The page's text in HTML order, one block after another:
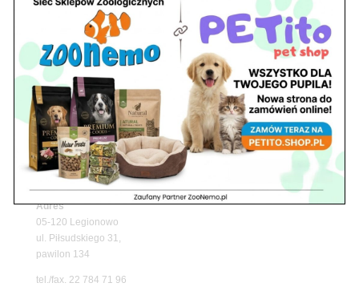
Z Życia Sklepu
Nowy Dwór Mazowiecki
Upały wracają! Zadbaj o komfort swojego pupila
z matami chłodzącymi ZooNemo
Z Życia Sklepu
Petito Pet Shop – Internetowy Sklep Zoologiczny
Online! Wszystko Dla Twojego Pupila | ZooNemo
Adres
05-120 Legionowo
ul. Piłsudskiego 31,
pawilon 134
tel./fax. 22 784 71 96